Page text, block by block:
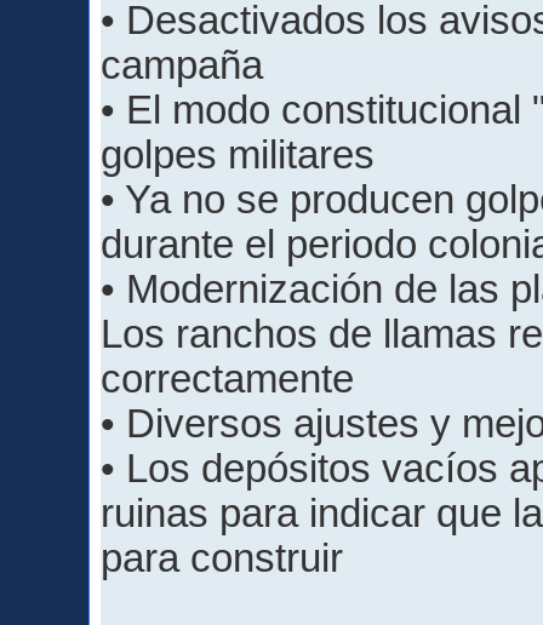
• Desactivados los
campaña
• El modo
golpes militares
• Ya no se producen
durante el periodo
• Modernización de las
Los ranchos de llamas
correctamente
• Diversos ajustes y
• Los depósitos vacíos
ruinas para indicar que
para construir